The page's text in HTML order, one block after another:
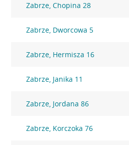
Zabrze, Chopina 28
Zabrze, Dworcowa 5
Zabrze, Hermisza 16
Zabrze, Janika 11
Zabrze, Jordana 86
Zabrze, Korczoka 76